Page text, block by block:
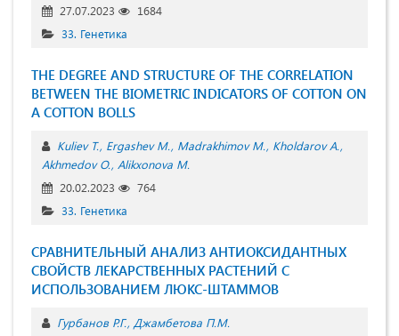
27.07.2023
1684
33. Генетика
THE DEGREE AND STRUCTURE OF THE CORRELATION
BETWEEN THE BIOMETRIC INDICATORS OF COTTON ON
A COTTON BOLLS
Kuliev T. Ergashev M. Madrakhimov M. Kholdarov A.
Akhmedov O. Alikxonova M.
20.02.2023
764
33. Генетика
СРАВНИТЕЛЬНЫЙ АНАЛИЗ АНТИОКСИДАНТНЫХ
СВОЙСТВ ЛЕКАРСТВЕННЫХ РАСТЕНИЙ С
ИСПОЛЬЗОВАНИЕМ ЛЮКС-ШТАММОВ
Гурбанов Р.Г. Джамбетова П.М.